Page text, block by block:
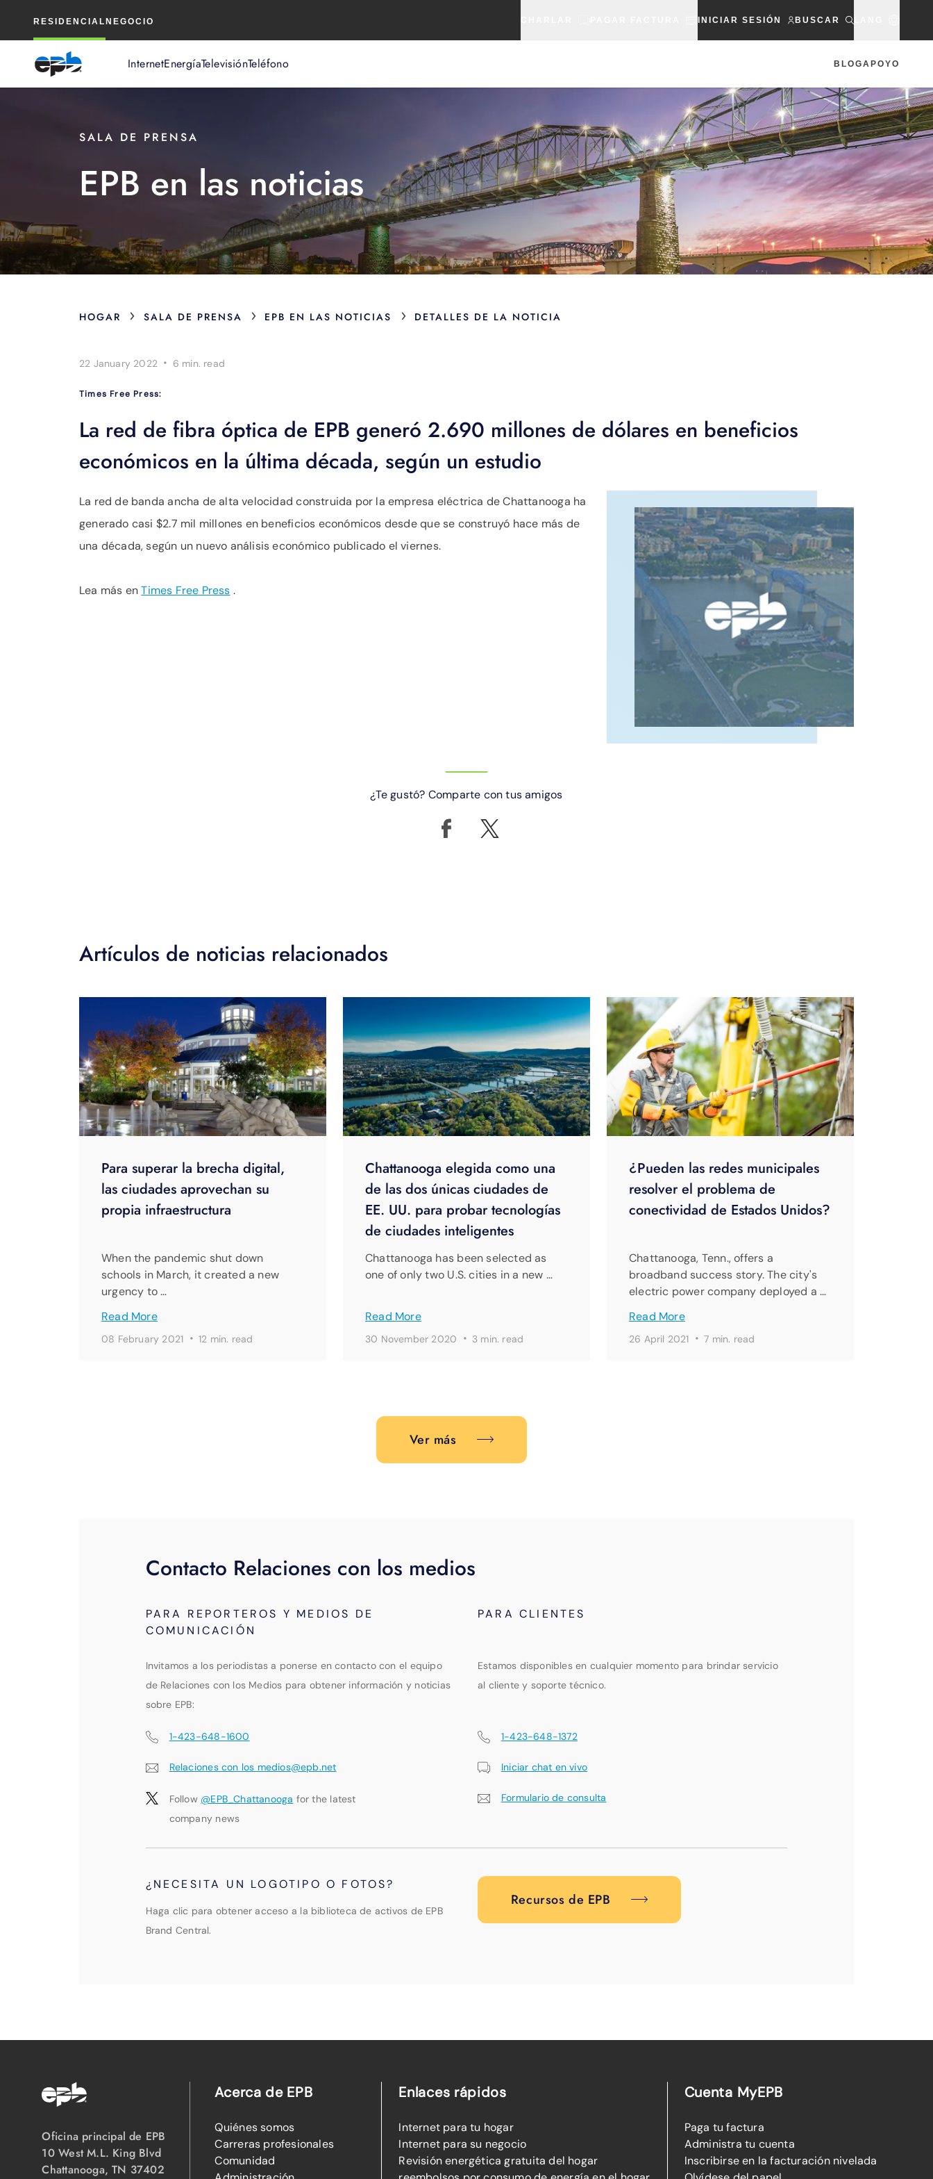
RESIDENCIAL NEGOCIO INICIAR SESIÓN BUSCAR
InternetEnergíaTelevisiónTeléfono BLOGAPOYO
principal
SALA DE PRENSA
EPB en las noticias
HOGAR › SALA DE PRENSA › EPB EN LAS NOTICIAS › DETALLES DE LA NOTICIA
22 January 2022 · 6 min. read
Times Free Press:
La red de fibra óptica de EPB generó 2.690 millones de dólares en beneficios
económicos en la última década, según un estudio
La red de banda ancha de alta velocidad construida por la empresa eléctrica de Chattanooga ha
generado casi $2.7 mil millones en beneficios económicos desde que se construyó hace más de
una década, según un nuevo análisis económico publicado el viernes.
Lea más enTimes Free Press .
¿Te gustó? Comparte con tus amigos
Artículos de noticias relacionados
Para superar la brecha digital,
las ciudades aprovechan su
propia infraestructura
Chattanooga elegida como una
de las dos únicas ciudades de
EE. UU. para probar tecnologías
de ciudades inteligentes
¿Pueden las redes municipales
resolver el problema de
conectividad de Estados Unidos?
When the pandemic shut down
schools in March, it created a new
urgency to …
Chattanooga has been selected as
one of only two U.S. cities in a new …
Chattanooga, Tenn., offers a
broadband success story. The city's
electric power company deployed a …
Read More
Read More Read More
08 February 2021 · 12 min. read 30 November 2020 · 3 min. read 26 April 2021 ·7 min. read
Ver más
Contacto Relaciones con los medios
PARA REPORTEROS Y MEDIOS DE
COMUNICACIÓN
PARA CLIENTES
Invitamos a los periodistas a ponerse en contacto con el equipo
de Relaciones con los Medios para obtener información y noticias
sobre EPB:
Estamos disponibles en cualquier momento para brindar servicio
al cliente y soporte técnico.
1-423-648-1600
Relaciones con los medios@epb.net
Follow @EPB_Chattanooga for the latest
company news
1-423-648-1372
Iniciar chat en vivo
Formulario de consulta
¿NECESITA UN LOGOTIPO O FOTOS?
Haga clic para obtener acceso a la biblioteca de activos de EPB
Brand Central.
Recursos de EPB
Oficina principal de EPB
10 West M.L. King Blvd
Chattanooga, TN 37402
Acerca de EPB
Quiénes somos
Carreras profesionales
Comunidad
Enlaces rápidos
Internet para tu hogar
Internet para su negocio
Revisión energética gratuita del hogar
Cuenta MyEPB
Paga tu factura
Administra tu cuenta
Inscribirse en la facturación nivelada